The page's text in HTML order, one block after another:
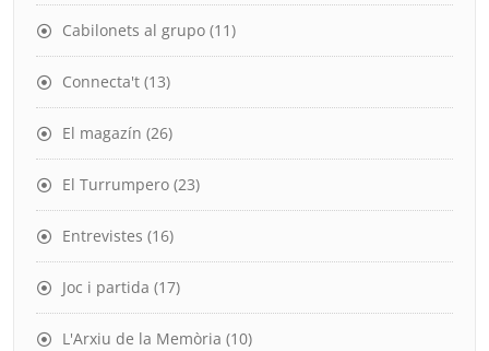
Cabilonets al grupo (11)
Connecta't (13)
El magazín (26)
El Turrumpero (23)
Entrevistes (16)
Joc i partida (17)
L'Arxiu de la Memòria (10)